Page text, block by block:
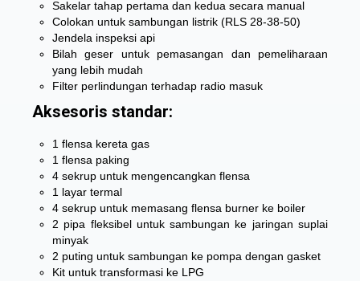
Sakelar tahap pertama dan kedua secara manual
Colokan untuk sambungan listrik (RLS 28-38-50)
Jendela inspeksi api
Bilah geser untuk pemasangan dan pemeliharaan
yang lebih mudah
Filter perlindungan terhadap radio masuk
Aksesoris standar:
1 flensa kereta gas
1 flensa paking
4 sekrup untuk mengencangkan flensa
1 layar termal
4 sekrup untuk memasang flensa burner ke boiler
2 pipa fleksibel untuk sambungan ke jaringan suplai
minyak
2 puting untuk sambungan ke pompa dengan gasket
Kit untuk transformasi ke LPG